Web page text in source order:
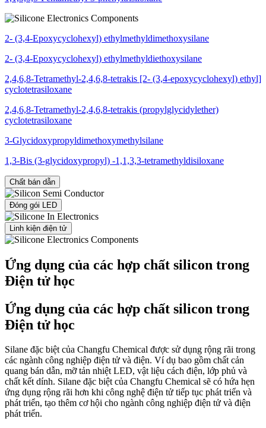
2- (3,4-Epoxycyclohexyl) ethylmethyldimethoxysilane
2- (3,4-Epoxycyclohexyl) ethylmethyldiethoxysilane
2,4,6,8-Tetramethyl-2,4,6,8-tetrakis [2- (3,4-epoxycyclohexyl) ethyl]
cyclotetrasiloxane
2,4,6,8-Tetramethyl-2,4,6,8-tetrakis (propylglycidylether)
cyclotetrasiloxane
3-Glycidoxypropyldimethoxymethylsilane
1,3-Bis (3-glycidoxypropyl) -1,1,3,3-tetramethyldisiloxane
Chất bán dẫn
Đóng gói LED
Linh kiện điện tử
Ứng dụng của các hợp chất silicon trong
Điện tử học
Ứng dụng của các hợp chất silicon trong
Điện tử học
Silane đặc biệt của Changfu Chemical được sử dụng rộng rãi trong
các ngành công nghiệp điện tử và điện. Ví dụ bao gồm chất cản
quang bán dẫn, mỡ tản nhiệt LED, vật liệu cách điện, lớp phủ và
chất kết dính. Silane đặc biệt của Changfu Chemical sẽ có hứa hẹn
ứng dụng rộng rãi hơn khi công nghệ điện tử tiếp tục phát triển và
phát triển, tạo thêm cơ hội cho ngành công nghiệp điện tử và điện
phát triển.